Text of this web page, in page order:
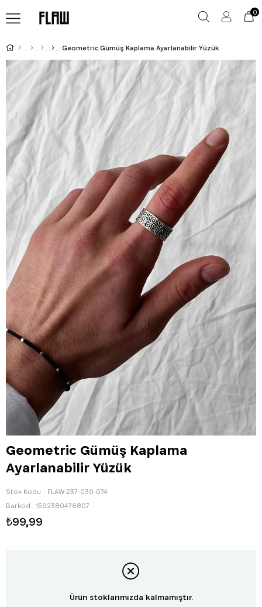
0
Geometric Gümüş Kaplama Ayarlanabilir Yüzük
Geometric Gümüş Kaplama
Ayarlanabilir Yüzük
Stok Kodu
FLAW-237-030-074
Barkod : 1592380476807
₺99,99
Ürün stoklarımızda kalmamıştır.